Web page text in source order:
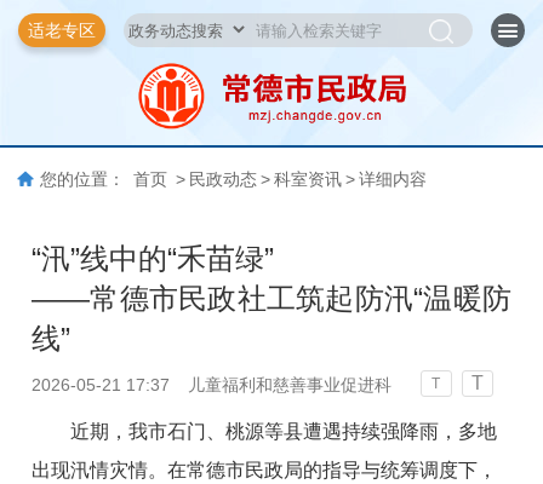
适老专区
您的位置： 首页 > 民政动态 > 科室资讯 > 详细内容
“汛”线中的“禾苗绿”
——常德市民政社工筑起防汛“温暖防
线”
2026-05-21 17:37 儿童福利和慈善事业促进科 T T
近期，我市石门、桃源等县遭遇持续强降雨，多地
出现汛情灾情。在常德市民政局的指导与统筹调度下，